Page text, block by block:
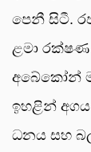
පෙනී සිටී.
ළමා රක්ෂණ
අබේකෝන්
ඉහළින් අගය
ධනය සහ